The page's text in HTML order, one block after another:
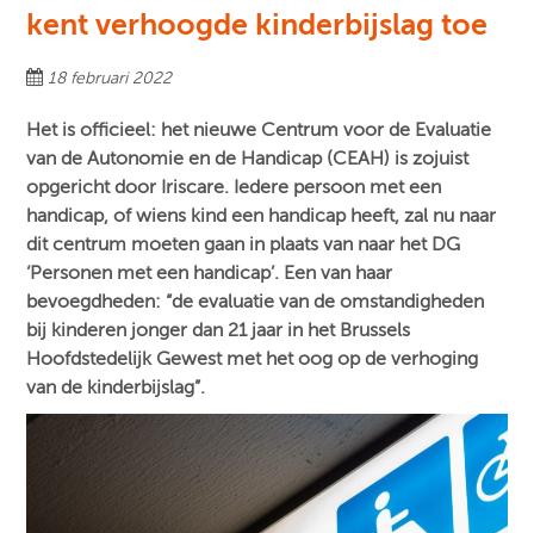
kent verhoogde kinderbijslag toe
18 februari 2022
Het is officieel: het nieuwe Centrum voor de Evaluatie
van de Autonomie en de Handicap (CEAH) is zojuist
opgericht door Iriscare. Iedere persoon met een
handicap, of wiens kind een handicap heeft, zal nu naar
dit centrum moeten gaan in plaats van naar het DG
‘Personen met een handicap’. Een van haar
bevoegdheden: “de evaluatie van de omstandigheden
bij kinderen jonger dan 21 jaar in het Brussels
Hoofdstedelijk Gewest met het oog op de verhoging
van de kinderbijslag”.